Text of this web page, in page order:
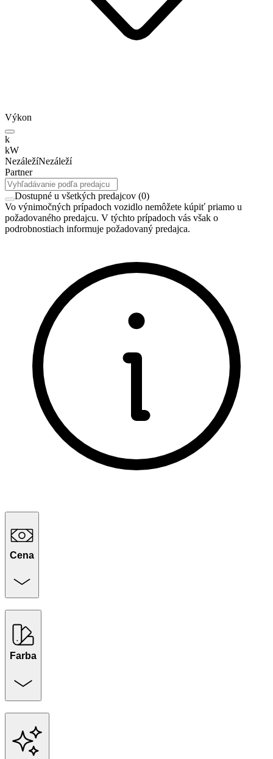
Výkon
k
kW
NezáležíNezáleží
Partner
Dostupné u všetkých predajcov (0)
Vo výnimočných prípadoch vozidlo nemôžete kúpiť priamo u
požadovaného predajcu. V týchto prípadoch vás však o
podrobnostiach informuje požadovaný predajca.
Cena
Farba